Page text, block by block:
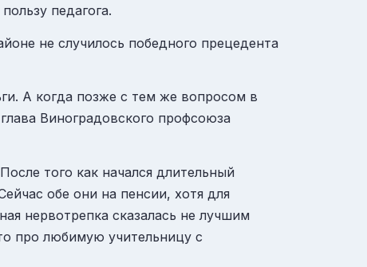
педагога.
не случилось победного прецедента
А когда позже с тем же вопросом в
Виноградовского профсоюза
того как начался длительный
обе они на пенсии, хотя для
нервотрепка сказалась не лучшим
про любимую учительницу с